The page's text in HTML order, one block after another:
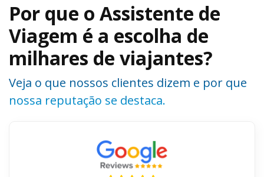
Por que o Assistente de
Viagem é a escolha de
milhares de viajantes?
Veja o que nossos clientes dizem e por que
nossa reputação se destaca.